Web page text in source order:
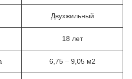
Двухжильный
18 лет
6,75 – 9,05 м2